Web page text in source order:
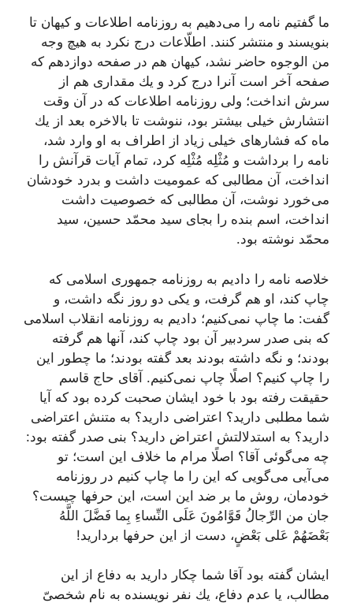
ما گفتیم نامه را مى‌دهیم به روزنامه اطلاعات و كیهان تا
بنویسند و منتشر كنند. اطلّاعات درج نكرد به هیچ وجه
من الوجوه حاضر نشد، كیهان هم در صفحه دوازدهم كه
صفحه آخر است آنرا درج كرد و یك مقدارى هم از
سرش انداخت؛ ولى روزنامه اطلاعات كه در آن وقت
انتشارش خیلى بیشتر بود، ننوشت تا بالاخره بعد از یك
ماه كه فشارهاى خیلى زیاد از اطراف به او وارد شد،
نامه را برداشت و مُثْلِه مُثْلِه كرد، تمام آیات قرآنش را
انداخت، آن مطالبى كه عمومیت داشت و بدرد خودشان
مى‌خورد نوشت، آن مطالبى كه خصوصیت داشت
انداخت، اسم بنده را بجاى سید محمّد حسین، سید
محمّد نوشته بود.
خلاصه نامه را دادیم به روزنامه جمهورى اسلامى كه
چاپ كند، او هم گرفت، و یكى دو روز نگه داشت، و
گفت: ما چاپ نمى‌كنیم؛ دادیم به روزنامه انقلاب اسلامى
كه بنى صدر سردبیر آن بود چاپ كند، آنها هم گرفته
بودند؛ و نگه داشته بودند بعد گفته بودند؛ ما چطور این
را چاپ كنیم؟ اصلًا چاپ نمى‌كنیم. آقاى حاج قاسم
حقیقت رفته بود با خود ایشان صحبت كرده بود كه آیا
شما مطلبى دارید؟ اعتراضى دارید؟ به متنش اعتراضى
دارید؟ به استدلالتش اعتراض دارید؟ بنى صدر گفته بود:
چه مى‌گوئى آقا؟ اصلًا مرام ما خلاف این است؛ تو
مى‌آیى مى‌گویى كه این را ما چاپ كنیم در روزنامه
خودمان، روش ما بر ضد این است، این حرفها چیست؟
جان من‌ الرِّجالُ قَوَّامُونَ عَلَى النِّساءِ بِما فَضَّلَ اللَّهُ
بَعْضَهُمْ عَلى‌ بَعْضٍ‌، دست از این حرفها بردارید!
ایشان گفته بود آقا شما چكار دارید به دفاع از این
مطالب، یا عدم دفاع، یك نفر نویسنده به نام شخصىّ